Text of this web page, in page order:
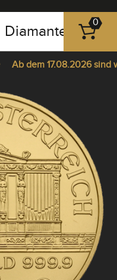
0351
-
43
Diamanten
0
Ab dem 17.08.2026 sind